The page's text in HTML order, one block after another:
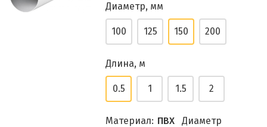
Диаметр, мм
100 125 150 200
Длина, м
0.5 1 1.5 2
Материал: ПВХ
Диаметр